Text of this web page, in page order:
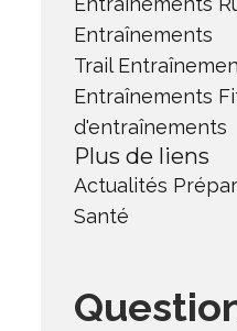
Entraînements
Trail
Entraînements
d'entraînements
Plus de liens
Actualités
Santé